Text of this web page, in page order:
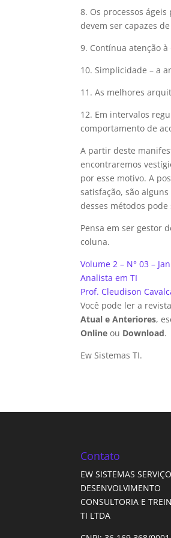
8. Os processos
devem ser capazes
9. Contínua atenção
10. Simplicidade – a
11. As melhores
12. Em intervalos
comportamento de
A partir deste
encontraremos
por esse motivo. A
satisfação, são
desses métodos
Pensa em ser gestor
coluna.
Volume 2 – N° 03 –
Analista em TI
Prof. Cleudison
Você pode ler a
Atual e Anteriores,
Online ou Download.
Ew Sistemas TI.
Contato
EW SISTEMAS
DESENVOLVIMENTO
CONSULTORIA E
TI LTDA